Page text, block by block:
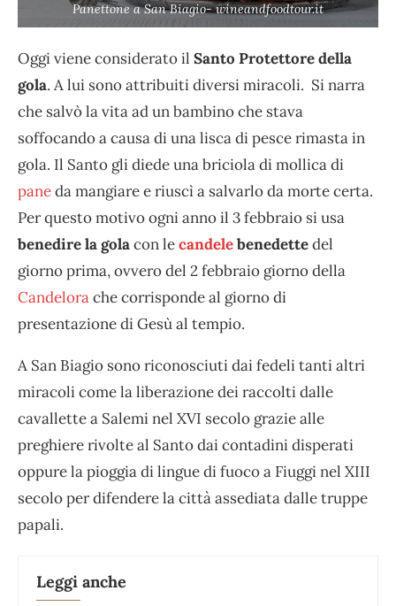
Panettone a San Biagio- wineandfoodtour.it
Oggi viene considerato il Santo Protettore della
gola. A lui sono attribuiti diversi miracoli. Si narra
che salvò la vita ad un bambino che stava
soffocando a causa di una lisca di pesce rimasta in
gola. Il Santo gli diede una briciola di mollica di
paneda mangiare e riuscì a salvarlo da morte certa.
Per questo motivo ogni anno il 3 febbraio si usa
benedire la golacon lecandelebenedettedel
giorno prima, ovvero del 2 febbraio giorno della
Candelorache corrisponde al giorno di
presentazione di Gesù al tempio.
A San Biagio sono riconosciuti dai fedeli tanti altri
miracoli come la liberazione dei raccolti dalle
cavallette a Salemi nel XVI secolo grazie alle
preghiere rivolte al Santo dai contadini disperati
oppure la pioggia di lingue di fuoco a Fiuggi nel XIII
secolo per difendere la città assediata dalle truppe
papali.
Leggi anche